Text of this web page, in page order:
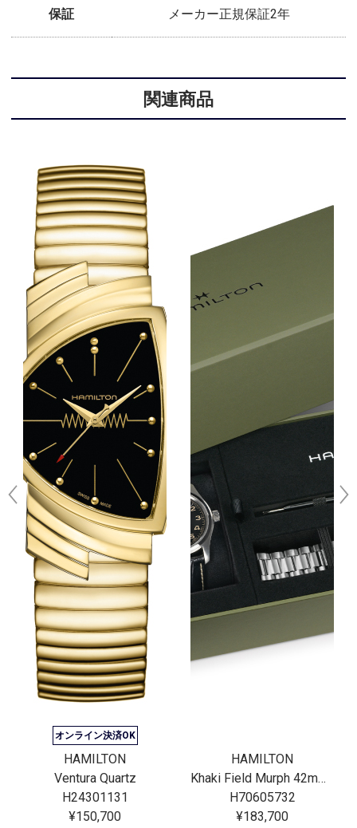
保証 メーカー正規保証2年
関連商品
オンライン決済OK
HAMILTON
Ventura Quartz
H24301131
¥150,700
HAMILTON
Khaki Field Murph 42mm Bracelet Bundle
H70605732
¥183,700